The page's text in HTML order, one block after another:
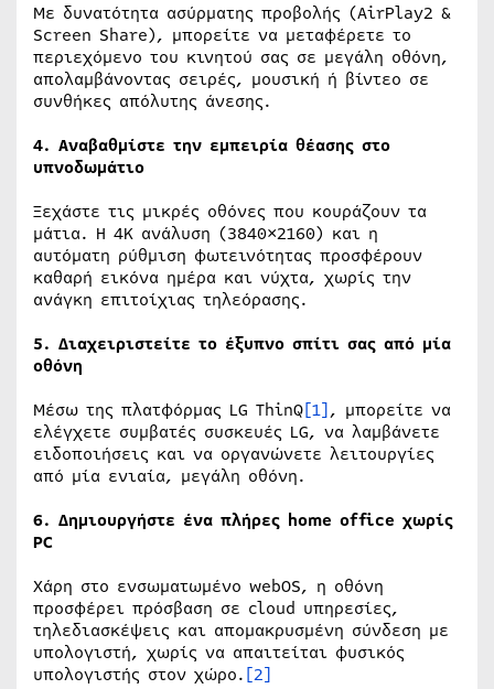
Με δυνατότητα ασύρματης προβολής (AirPlay2 &
Screen Share), μπορείτε να μεταφέρετε το
περιεχόμενο του κινητού σας σε μεγάλη οθόνη,
απολαμβάνοντας σειρές, μουσική ή βίντεο σε
συνθήκες απόλυτης άνεσης.
4. Αναβαθμίστε την εμπειρία θέασης στο
υπνοδωμάτιο
Ξεχάστε τις μικρές οθόνες που κουράζουν τα
μάτια. Η 4K ανάλυση (3840×2160) και η
αυτόματη ρύθμιση φωτεινότητας προσφέρουν
καθαρή εικόνα ημέρα και νύχτα, χωρίς την
ανάγκη επιτοίχιας τηλεόρασης.
5. Διαχειριστείτε το έξυπνο σπίτι σας από μία
οθόνη
Μέσω της πλατφόρμας LG ThinQ[1], μπορείτε να
ελέγχετε συμβατές συσκευές LG, να λαμβάνετε
ειδοποιήσεις και να οργανώνετε λειτουργίες
από μία ενιαία, μεγάλη οθόνη.
6. Δημιουργήστε ένα πλήρες home office χωρίς
PC
Χάρη στο ενσωματωμένο webOS, η οθόνη
προσφέρει πρόσβαση σε cloud υπηρεσίες,
τηλεδιασκέψεις και απομακρυσμένη σύνδεση με
υπολογιστή, χωρίς να απαιτείται φυσικός
υπολογιστής στον χώρο.[2]